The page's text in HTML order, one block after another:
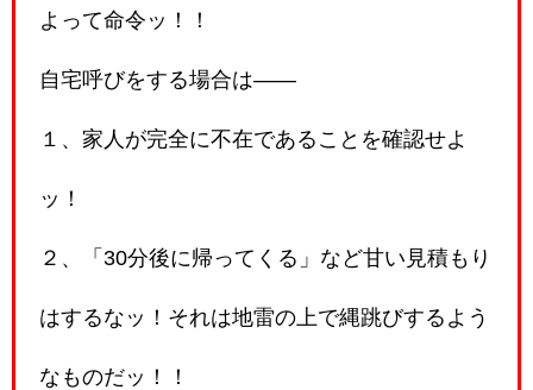
よって命令ッ！！
自宅呼びをする場合は――
１、家人が完全に不在であることを確認せよ
ッ！
２、「30分後に帰ってくる」など甘い見積もり
はするなッ！それは地雷の上で縄跳びするよう
なものだッ！！